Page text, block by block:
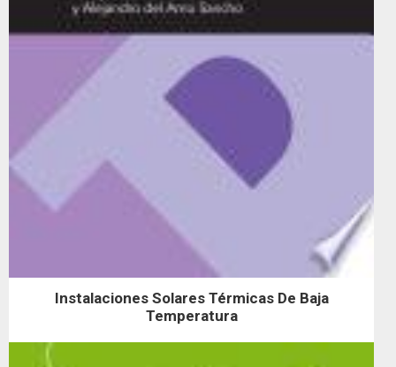
Instalaciones Solares Térmicas De Baja
Temperatura